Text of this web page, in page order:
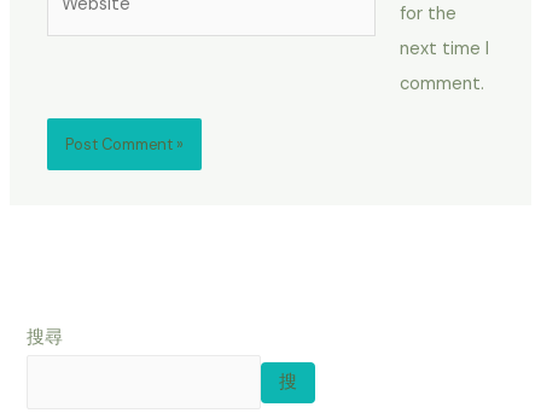
for the
next time I
comment.
搜尋
搜